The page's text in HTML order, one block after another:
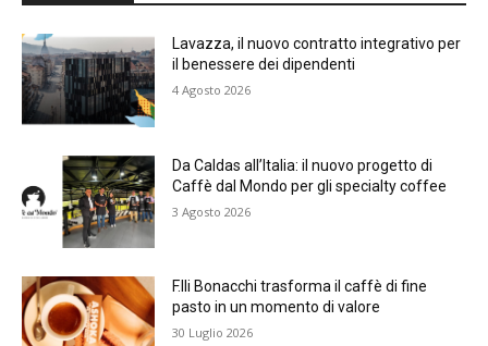
Lavazza, il nuovo contratto integrativo per
il benessere dei dipendenti
4 Agosto 2026
Da Caldas all’Italia: il nuovo progetto di
Caffè dal Mondo per gli specialty coffee
3 Agosto 2026
F.lli Bonacchi trasforma il caffè di fine
pasto in un momento di valore
30 Luglio 2026